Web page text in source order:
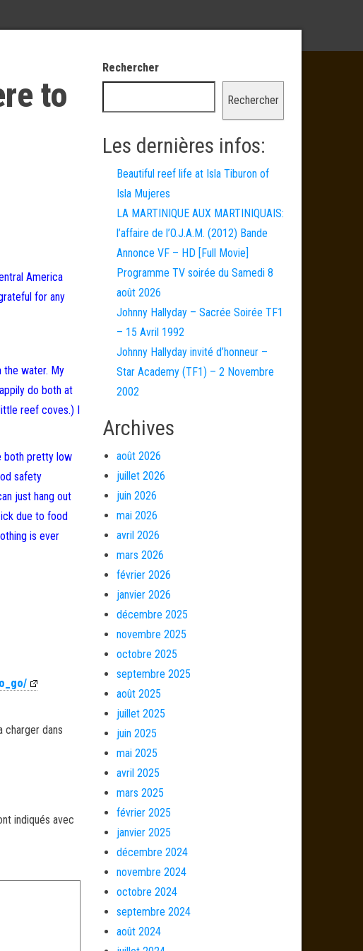
to
America
for any
the water. My
do both at
reef coves.) I
both pretty low
safety
just hang out
due to food
is ever
charger dans
indiqués avec
Rechercher
Rechercher
Les dernières infos:
Beautiful reef life at Isla Tiburon of
Isla Mujeres
LA MARTINIQUE AUX MARTINIQUAIS:
l’affaire de l’O.J.A.M. (2012) Bande
Annonce VF – HD [Full Movie]
Programme TV soirée du Samedi 8
août 2026
Johnny Hallyday – Sacrée Soirée TF1
– 15 Avril 1992
Johnny Hallyday invité d’honneur –
Star Academy (TF1) – 2 Novembre
2002
Archives
août 2026
juillet 2026
juin 2026
mai 2026
avril 2026
mars 2026
février 2026
janvier 2026
décembre 2025
novembre 2025
octobre 2025
septembre 2025
août 2025
juillet 2025
juin 2025
mai 2025
avril 2025
mars 2025
février 2025
janvier 2025
décembre 2024
novembre 2024
octobre 2024
septembre 2024
août 2024